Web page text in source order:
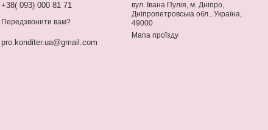
+38( 093) 000 81 71
Передзвонити вам?
pro.konditer.ua@gmail.com
вул. Івана Пулія, м. Дніпро,
Дніпропетровська обл., Україна,
49000
Мапа проїзду